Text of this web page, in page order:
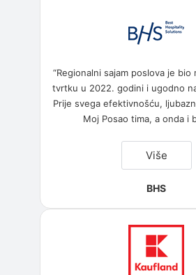
“Regionalni sajam poslova je bio
tvrtku u 2022. godini i ugodno
Prije svega efektivnošću,
Moj Posao tima, a onda i
Više“BHS”
BHS